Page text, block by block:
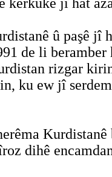
û paşê jî
de li beramber
rizgar
ku ew jî
dihê